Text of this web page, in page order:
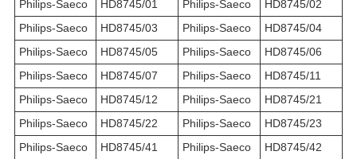
Philips-Saeco
HD8745/01 Philips-Saeco
HD8745/02
Philips-Saeco
HD8745/03 Philips-Saeco
HD8745/04
Philips-Saeco
HD8745/05 Philips-Saeco
HD8745/06
Philips-Saeco
HD8745/07 Philips-Saeco
HD8745/11
Philips-Saeco
HD8745/12 Philips-Saeco
HD8745/21
Philips-Saeco
HD8745/22 Philips-Saeco
HD8745/23
Philips-Saeco
HD8745/41 Philips-Saeco HD8745/42